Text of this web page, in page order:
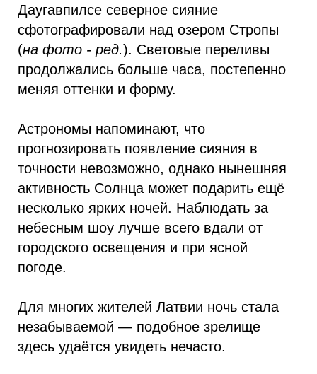
Даугавпилсе северное сияние
сфотографировали над озером Стропы
(на фото - ред.). Световые переливы
продолжались больше часа, постепенно
меняя оттенки и форму.
Астрономы напоминают, что
прогнозировать появление сияния в
точности невозможно, однако нынешняя
активность Солнца может подарить ещё
несколько ярких ночей. Наблюдать за
небесным шоу лучше всего вдали от
городского освещения и при ясной
погоде.
Для многих жителей Латвии ночь стала
незабываемой — подобное зрелище
здесь удаётся увидеть нечасто.